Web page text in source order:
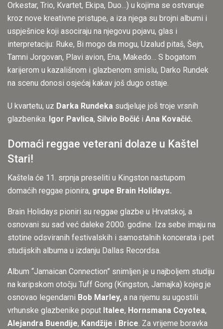
Orkestar, Trio, Kvartet, Ekipa, Duo…) u kojima se ostvaruje
kroz nove kreativne pristupe, a iza njega su brojni albumi i
uspješnice koji asociraju na njegovu pojavu, glas i
interpretaciju: Ruke, Bi mogo da mogu, Uzalud pitaš, Šejn,
Tamni Jorgovan, Plavi avion, Ena, Makedo… S bogatom
karijerom u kazališnom i glazbenom smislu, Darko Rundek
na scenu donosi osjećaj kakav još dugo ostaje.
U kvartetu, uz Darka Rundeka sudjeluje još troje vrsnih
glazbenika: Igor Pavlica, Silvio Bočić i Ana Kovačić.
Domaći reggae veterani dolaze u Kaštel
Stari!
Kaštela će 11. srpnja preseliti u Kingston nastupom
domaćih reggae pionira, grupe Brain Holidays.
Brain Holidays pioniri su reggae glazbe u Hrvatskoj, a
osnovani su sad već daleke 2000. godine. Iza sebe imaju na
stotine odsviranih festivalskih i samostalnih koncerata i pet
studijskih albuma u izdanju Dallas Recordsa.
Album “Jamaican Connection” snimljen je u najboljem studiju
na karipskom otočju Tuff Gong (Kingston, Jamajka) kojeg je
osnovao legendarni Bob Marley, a na njemu su ugostili
vrhunske glazbenike poput Italee, Hornsmana Coyotea,
Alejandra Buendije, Kandžije i Brice. Za vrijeme boravka